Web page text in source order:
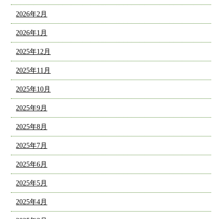
2026年2月
2026年1月
2025年12月
2025年11月
2025年10月
2025年9月
2025年8月
2025年7月
2025年6月
2025年5月
2025年4月